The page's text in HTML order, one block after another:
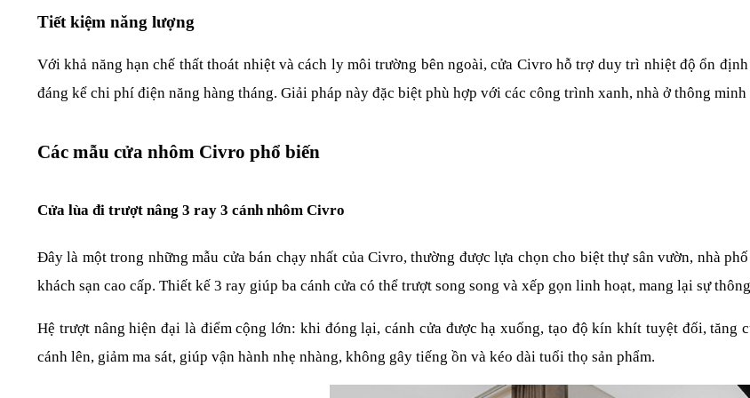
Tiết kiệm năng lượng
Với khả năng hạn chế thất thoát nhiệt và cách ly môi trường bên ngoài, cửa Civro hỗ trợ duy trì nhiệt độ ổn
đáng kể chi phí điện năng hàng tháng. Giải pháp này đặc biệt phù hợp với các công trình xanh, nhà ở thông minh
Các mẫu cửa nhôm Civro phổ biến
Cửa lùa đi trượt nâng 3 ray 3 cánh nhôm Civro
Đây là một trong những mẫu cửa bán chạy nhất của Civro, thường được lựa chọn cho biệt thự sân vườn, nhà
khách sạn cao cấp. Thiết kế 3 ray giúp ba cánh cửa có thể trượt song song và xếp gọn linh hoạt, mang lại sự
Hệ trượt nâng hiện đại là điểm cộng lớn: khi đóng lại, cánh cửa được hạ xuống, tạo độ kín khít tuyệt đối, tăng
cánh lên, giảm ma sát, giúp vận hành nhẹ nhàng, không gây tiếng ồn và kéo dài tuổi thọ sản phẩm.